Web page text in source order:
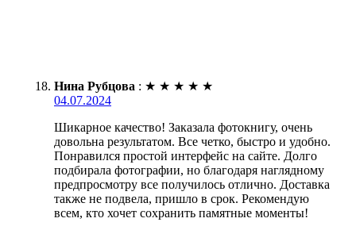
Нина Рубцова : ★ ★ ★ ★ ★
04.07.2024
Шикарное качество! Заказала фотокнигу, очень
довольна результатом. Все четко, быстро и удобно.
Понравился простой интерфейс на сайте. Долго
подбирала фотографии, но благодаря наглядному
предпросмотру все получилось отлично. Доставка
также не подвела, пришло в срок. Рекомендую
всем, кто хочет сохранить памятные моменты!